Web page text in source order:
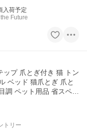
入荷予定
Future
ップ 爪とぎ付き 猫 トン
ベッド 猫爪とぎ 爪と
調 ペット用品 省スペー
トリー